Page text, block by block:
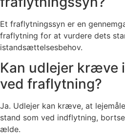
Et fraflytningssyn er en
fraflytning for at vurdere dets
istandsættelsesbehov.
Kan udlejer
ved fraflytning?
Ja. Udlejer kan kræve, at
stand som ved indflytning,
ælde.